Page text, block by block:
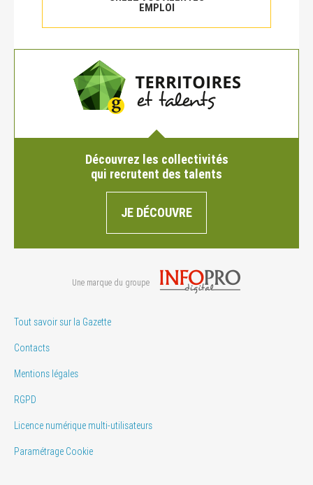
EMPLOI
Découvrez les collectivités
qui recrutent des talents
JE DÉCOUVRE
Une marque du groupe
Tout savoir sur la Gazette
Contacts
Mentions légales
RGPD
Licence numérique multi-utilisateurs
Paramétrage Cookie